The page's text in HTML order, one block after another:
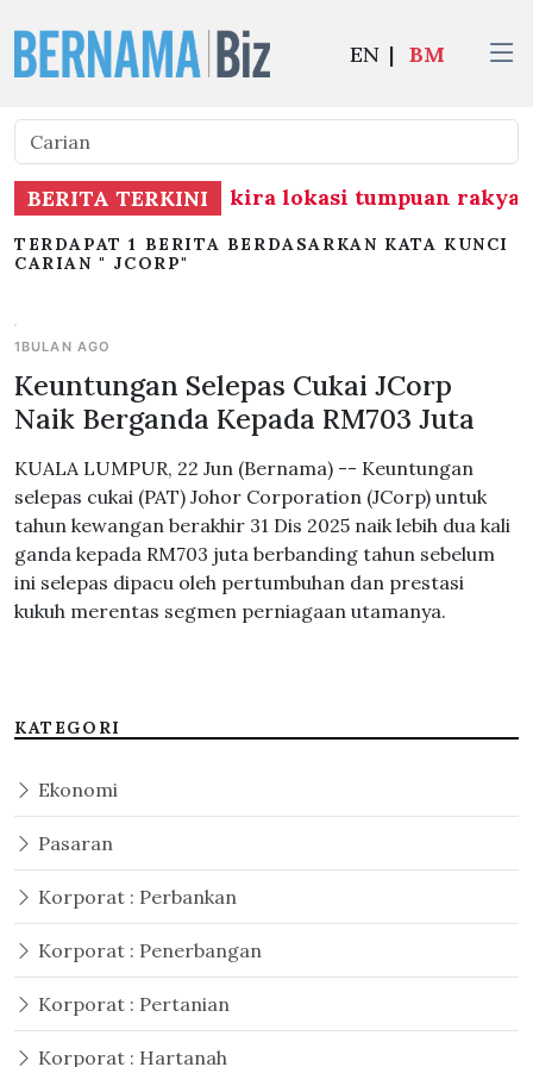
EN | BM
BERITA TERKINI
negara perlu ambil kira lokasi tumpuan
TERDAPAT 1 BERITA BERDASARKAN KATA KUNCI
CARIAN " JCORP"
1BULAN AGO
Keuntungan Selepas Cukai JCorp
Naik Berganda Kepada RM703 Juta
KUALA LUMPUR, 22 Jun (Bernama) -- Keuntungan
selepas cukai (PAT) Johor Corporation (JCorp) untuk
tahun kewangan berakhir 31 Dis 2025 naik lebih dua kali
ganda kepada RM703 juta berbanding tahun sebelum
ini selepas dipacu oleh pertumbuhan dan prestasi
kukuh merentas segmen perniagaan utamanya.
KATEGORI
Ekonomi
Pasaran
Korporat : Perbankan
Korporat : Penerbangan
Korporat : Pertanian
Korporat : Hartanah